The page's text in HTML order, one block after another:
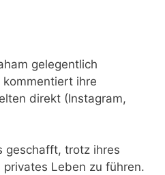
gelegentlich
kommentiert ihre
direkt (Instagram,
geschafft, trotz ihres
privates Leben zu führen.